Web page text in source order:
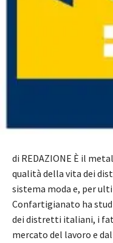
di REDAZIONE È il
qualità della vita dei
sistema moda e, per
Confartigianato ha
dei distretti italiani, i
mercato del lavoro e